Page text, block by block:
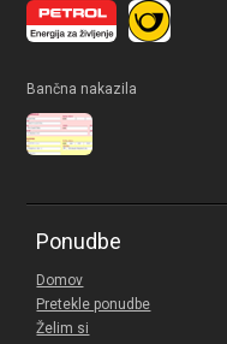
Bančna nakazila
Ponudbe
Domov
Pretekle ponudbe
Želim si